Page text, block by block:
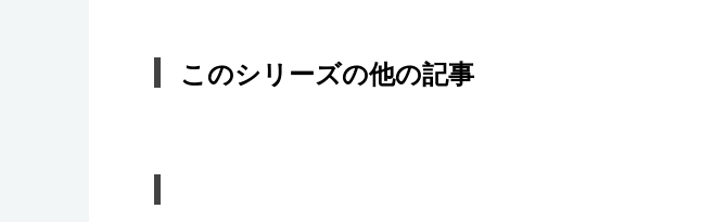
このシリーズの他の記事